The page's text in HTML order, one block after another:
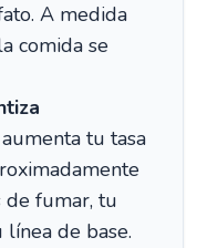
A medida
comida se
tu tasa
de fumar, tu
de base.